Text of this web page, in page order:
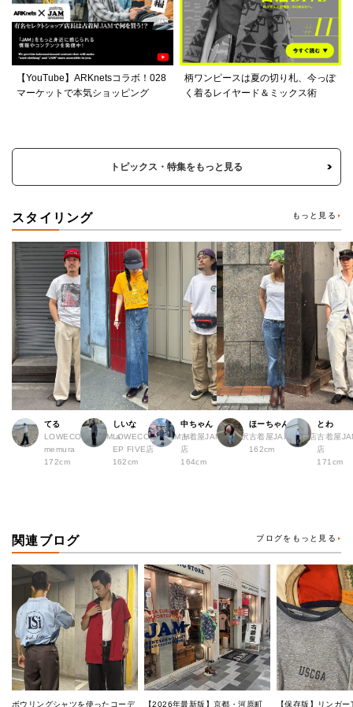
【YouTube】ARKnetsコラボ！028
マーケットで本気ショッピング
柄ワンピースは夏の切り札、今っぽ
く着るレイヤード＆ミックス術
トピックス・特集をもっと見る
スタイリング もっと見る
てる
LOWECO by JAM a
memura
172cm
しいな
LOWECO by JAM H
EP FIVE店
162cm
中ちゃん
古着屋JAM 下北沢
店
164cm
ほーちゃん
古着屋JAM 広島店
162cm
とわ
古着屋
店
171cm
関連ブログ ブログをもっと見る
ボウリングシャツを使ったコーデ
【2026年最新版】京都・河原町
【保存版】リンガ